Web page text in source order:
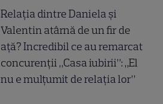
Relația dintre Daniela și
Valentin atârnă de un fir de
ață? Incredibil ce au remarcat
concurenții „Casa iubirii”: „El
nu e mulțumit de relația lor”